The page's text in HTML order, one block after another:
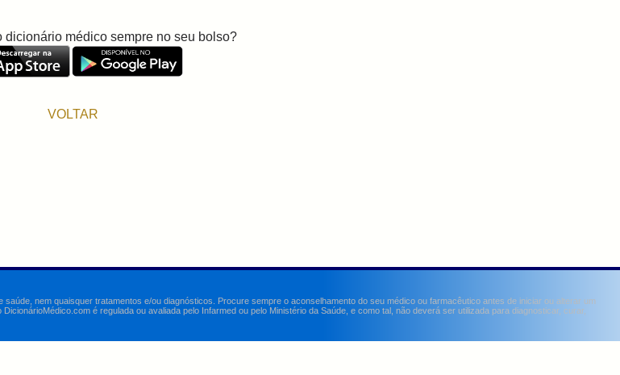
dicionário médico sempre no seu bolso?
VOLTAR
nem quaisquer tratamentos e/ou diagnósticos. Procure sempre o aconselhamento do seu médico ou farmacêutico antes de iniciar ou alterar um
é regulada ou avaliada pelo Infarmed ou pelo Ministério da Saúde, e como tal, não deverá ser utilizada para diagnosticar, curar,